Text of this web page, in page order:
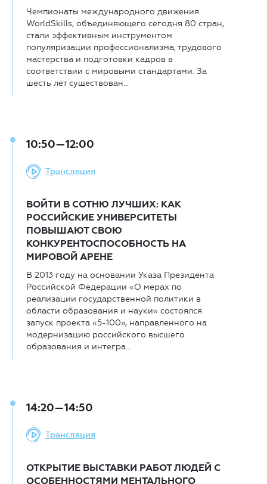
Чемпионаты международного движения
WorldSkills, объединяющего сегодня 80 стран,
стали эффективным инструментом
популяризации профессионализма, трудового
мастерства и подготовки кадров в
соответствии с мировыми стандартами. За
шесть лет существован...
10:50—12:00
Трансляция
ВОЙТИ В СОТНЮ ЛУЧШИХ: КАК
РОССИЙСКИЕ УНИВЕРСИТЕТЫ
ПОВЫШАЮТ СВОЮ
КОНКУРЕНТОСПОСОБНОСТЬ НА
МИРОВОЙ АРЕНЕ
В 2013 году на основании Указа Президента
Российской Федерации «О мерах по
реализации государственной политики в
области образования и науки» состоялся
запуск проекта «5-100», направленного на
модернизацию российского высшего
образования и интегра...
14:20—14:50
Трансляция
ОТКРЫТИЕ ВЫСТАВКИ РАБОТ ЛЮДЕЙ С
ОСОБЕННОСТЯМИ МЕНТАЛЬНОГО